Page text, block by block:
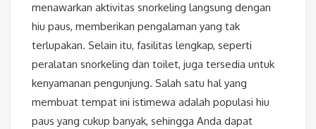
menawarkan aktivitas snorkeling langsung dengan
hiu paus, memberikan pengalaman yang tak
terlupakan. Selain itu, fasilitas lengkap, seperti
peralatan snorkeling dan toilet, juga tersedia untuk
kenyamanan pengunjung. Salah satu hal yang
membuat tempat ini istimewa adalah populasi hiu
paus yang cukup banyak, sehingga Anda dapat